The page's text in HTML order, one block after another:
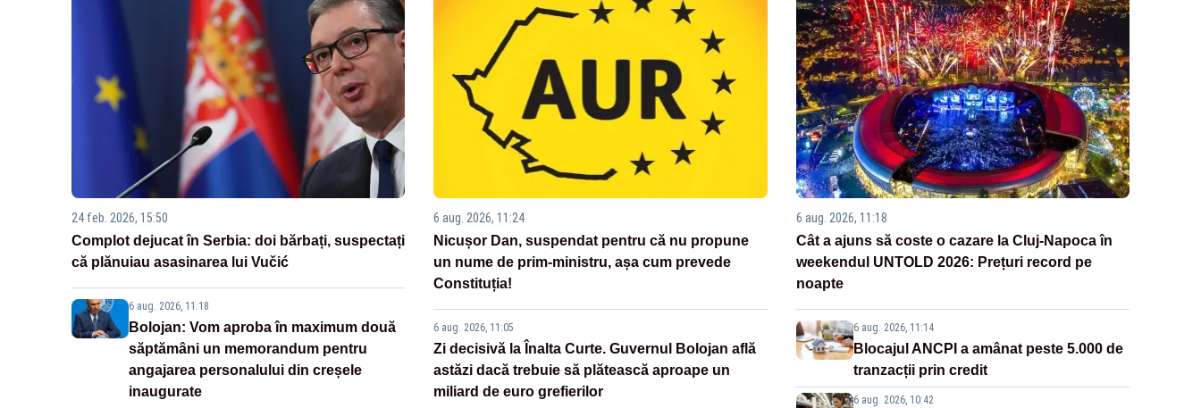
24 feb. 2026, 15:50
Complot dejucat în Serbia: doi bărbați, suspectați
că plănuiau asasinarea lui Vučić
6 aug. 2026, 11:18
Bolojan: Vom aproba în maximum două
săptămâni un memorandum pentru
angajarea personalului din creșele
inaugurate
6 aug. 2026, 11:24
Nicușor Dan, suspendat pentru că nu propune
un nume de prim-ministru, așa cum prevede
Constituția!
6 aug. 2026, 11:05
Zi decisivă la Înalta Curte. Guvernul Bolojan află
astăzi dacă trebuie să plătească aproape un
miliard de euro grefierilor
6 aug. 2026, 11:18
Cât a ajuns să coste o cazare la Cluj-Napoca în
weekendul UNTOLD 2026: Prețuri record pe
noapte
6 aug. 2026, 11:14
Blocajul ANCPI a amânat peste 5.000 de
tranzacții prin credit
6 aug. 2026, 10:42